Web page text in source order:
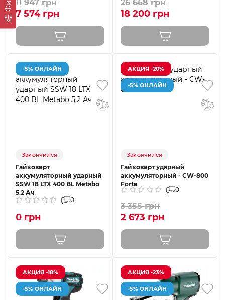
11 947 грн
7 574 грн
26 668 грн
18 200 грн
-5% ОНЛАЙН
Закончился
Гайковерт
аккумуляторный ударный
SSW 18 LTX 400 BL Metabo
5.2 Ач
0
0 грн
АКЦИЯ -20%
-5% ОНЛАЙН
Закончился
Гайковерт ударный
аккумуляторный - CW-800
Forte
0
3 355 грн
2 673 грн
АКЦИЯ -18%
-5% ОНЛАЙН
АКЦИЯ -23%
-5% ОНЛАЙН